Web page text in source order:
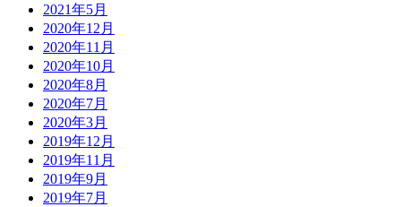
2021年5月
2020年12月
2020年11月
2020年10月
2020年8月
2020年7月
2020年3月
2019年12月
2019年11月
2019年9月
2019年7月